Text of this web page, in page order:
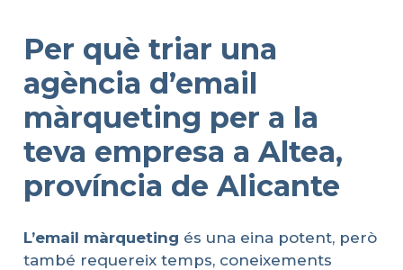
Per què triar una
agència d’email
màrqueting per a la
teva empresa a Altea,
província de Alicante
L’email màrqueting és una eina potent, però
també requereix temps, coneixements